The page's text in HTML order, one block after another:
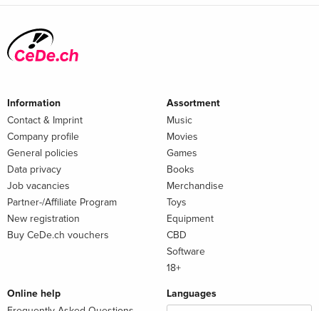
Information
Contact & Imprint
Company profile
General policies
Data privacy
Job vacancies
Partner-/Affiliate Program
New registration
Buy CeDe.ch vouchers
Assortment
Music
Movies
Games
Books
Merchandise
Toys
Equipment
CBD
Software
18+
Online help
Languages